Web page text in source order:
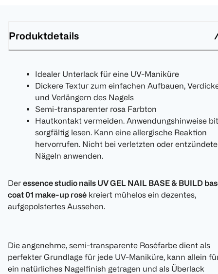
Produktdetails
Idealer Unterlack für eine UV-Maniküre
Dickere Textur zum einfachen Aufbauen,
und Verlängern des Nagels
Semi-transparenter rosa Farbton
Hautkontakt vermeiden. Anwendungshinweise
sorgfältig lesen. Kann eine allergische Reaktion
hervorrufen. Nicht bei verletzten oder
Nägeln anwenden.
Der essence studio nails UV GEL NAIL BASE & BUILD
coat 01 make-up rosé kreiert mühelos ein dezentes,
aufgepolstertes Aussehen.
Die angenehme, semi-transparente Roséfarbe dient als
perfekter Grundlage für jede UV-Maniküre, kann allein
ein natürliches Nagelfinish getragen und als Überlack